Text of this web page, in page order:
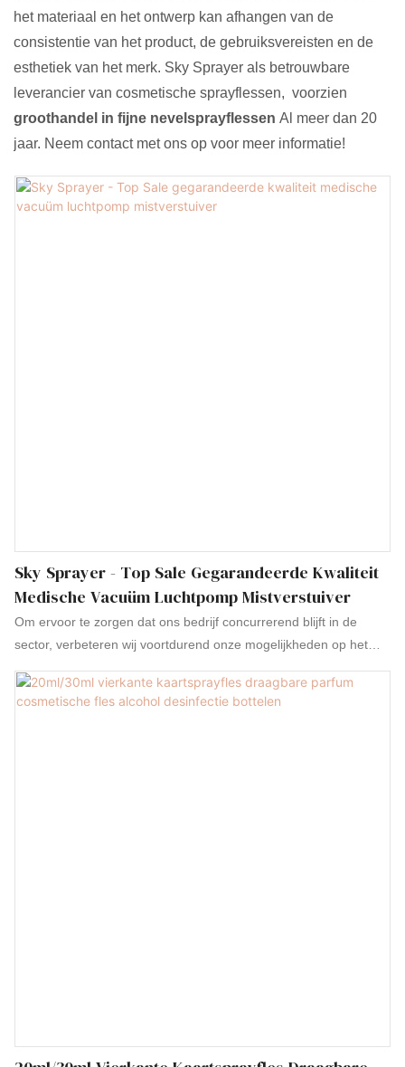
het materiaal en het ontwerp kan afhangen van de
consistentie van het product, de gebruiksvereisten en de
esthetiek van het merk. Sky Sprayer als betrouwbare
leverancier van cosmetische sprayflessen, voorzien
groothandel in fijne nevelsprayflessen Al meer dan 20
jaar. Neem contact met ons op voor meer informatie!
Sky Sprayer - Top Sale Gegarandeerde Kwaliteit
Medische Vacuüm Luchtpomp Mistverstuiver
Om ervoor te zorgen dat ons bedrijf concurrerend blijft in de
sector, verbeteren wij voortdurend onze mogelijkheden op het
technologie hoofdzakelijk toe op het productieproces van de Top